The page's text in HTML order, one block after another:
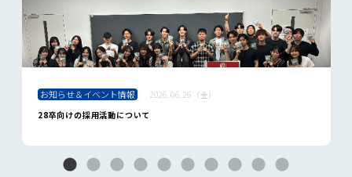
お知らせ＆イベント情報
2026.06.26（金）
28卒向けの採用活動について